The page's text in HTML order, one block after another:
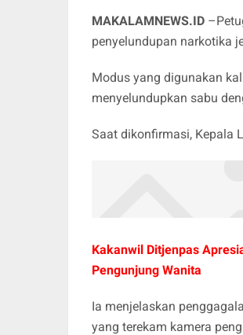
MAKALAMNEWS.ID
penyelundupan narkotika
Modus yang digunakan
menyelundupkan sabu
Saat dikonfirmasi, Kepala
Kakanwil Ditjenpas
Pengunjung Wanita
Ia menjelaskan
yang terekam kamera